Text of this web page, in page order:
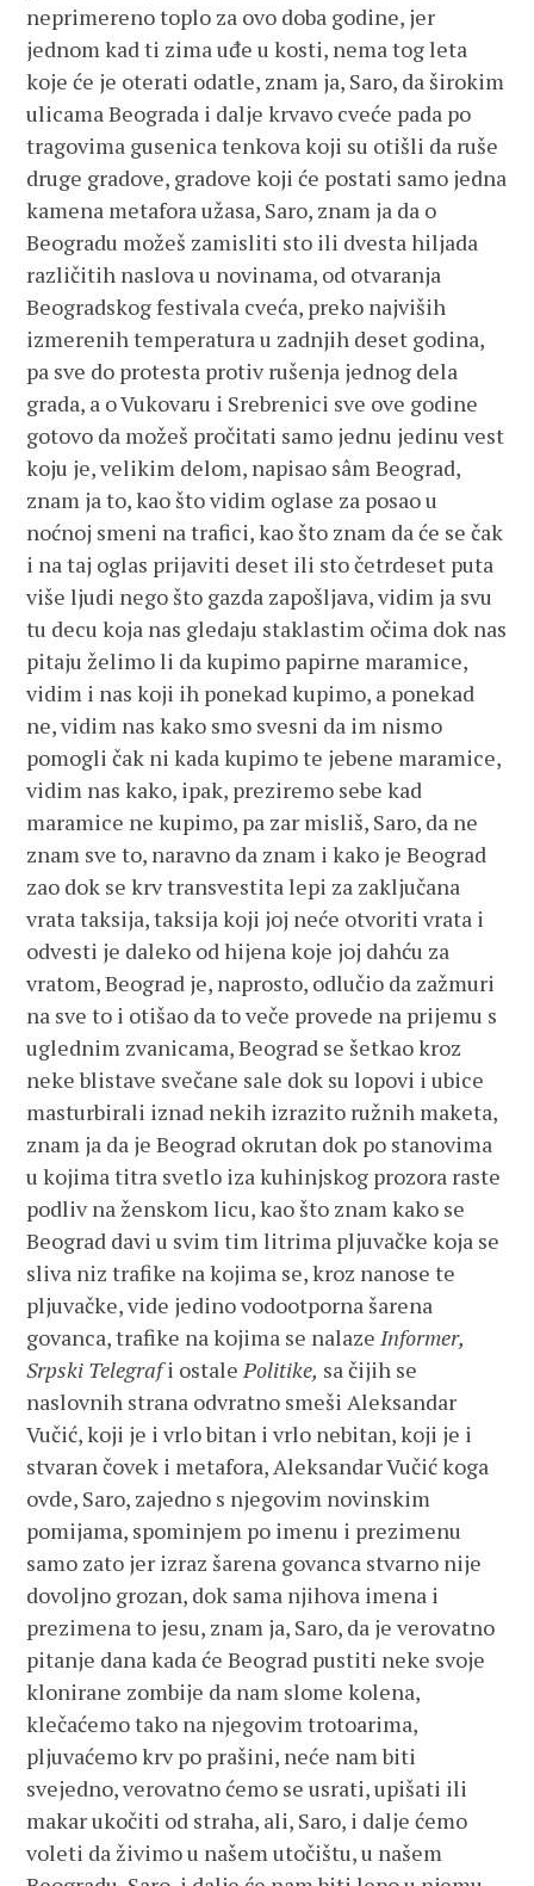
neprimereno toplo za ovo doba godine, jer
jednom kad ti zima uđe u kosti, nema tog leta
koje će je oterati odatle, znam ja, Saro, da širokim
ulicama Beograda i dalje krvavo cveće pada po
tragovima gusenica tenkova koji su otišli da ruše
druge gradove, gradove koji će postati samo jedna
kamena metafora užasa, Saro, znam ja da o
Beogradu možeš zamisliti sto ili dvesta hiljada
različitih naslova u novinama, od otvaranja
Beogradskog festivala cveća, preko najviših
izmerenih temperatura u zadnjih deset godina,
pa sve do protesta protiv rušenja jednog dela
grada, a o Vukovaru i Srebrenici sve ove godine
gotovo da možeš pročitati samo jednu jedinu vest
koju je, velikim delom, napisao sâm Beograd,
znam ja to, kao što vidim oglase za posao u
noćnoj smeni na trafici, kao što znam da će se čak
i na taj oglas prijaviti deset ili sto četrdeset puta
više ljudi nego što gazda zapošljava, vidim ja svu
tu decu koja nas gledaju staklastim očima dok nas
pitaju želimo li da kupimo papirne maramice,
vidim i nas koji ih ponekad kupimo, a ponekad
ne, vidim nas kako smo svesni da im nismo
pomogli čak ni kada kupimo te jebene maramice,
vidim nas kako, ipak, preziremo sebe kad
maramice ne kupimo, pa zar misliš, Saro, da ne
znam sve to, naravno da znam i kako je Beograd
zao dok se krv transvestita lepi za zaključana
vrata taksija, taksija koji joj neće otvoriti vrata i
odvesti je daleko od hijena koje joj dahću za
vratom, Beograd je, naprosto, odlučio da zažmuri
na sve to i otišao da to veče provede na prijemu s
uglednim zvanicama, Beograd se šetkao kroz
neke blistave svečane sale dok su lopovi i ubice
masturbirali iznad nekih izrazito ružnih maketa,
znam ja da je Beograd okrutan dok po stanovima
u kojima titra svetlo iza kuhinjskog prozora raste
podliv na ženskom licu, kao što znam kako se
Beograd davi u svim tim litrima pljuvačke koja se
sliva niz trafike na kojima se, kroz nanose te
pljuvačke, vide jedino vodootporna šarena
govanca, trafike na kojima se nalazeInformer,
Srpski Telegrafi ostalePolitike, sa čijih se
naslovnih strana odvratno smeši Aleksandar
Vučić, koji je i vrlo bitan i vrlo nebitan, koji je i
stvaran čovek i metafora, Aleksandar Vučić koga
ovde, Saro, zajedno s njegovim novinskim
pomijama, spominjem po imenu i prezimenu
samo zato jer izraz šarena govanca stvarno nije
dovoljno grozan, dok sama njihova imena i
prezimena to jesu, znam ja, Saro, da je verovatno
pitanje dana kada će Beograd pustiti neke svoje
klonirane zombije da nam slome kolena,
klečaćemo tako na njegovim trotoarima,
pljuvaćemo krv po prašini, neće nam biti
svejedno, verovatno ćemo se usrati, upišati ili
makar ukočiti od straha, ali, Saro, i dalje ćemo
voleti da živimo u našem utočištu, u našem